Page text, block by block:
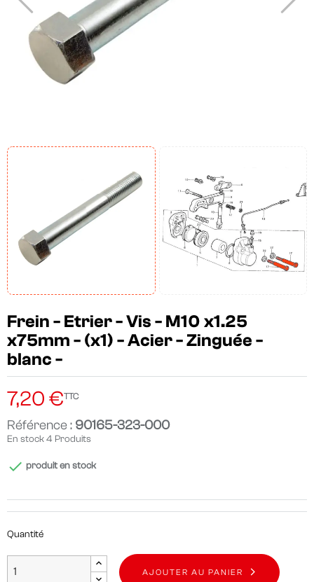
Frein - Etrier - Vis - M10 x1.25
x75mm - (x1) - Acier - Zinguée -
blanc -
7,20 €TTC
Référence : 90165-323-000
En stock4 Produits
 produit en stock
Quantité
AJOUTER AU PANIER